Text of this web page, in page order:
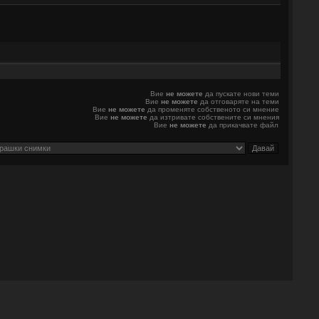
Вие не можете да пускате нови теми
Вие не можете да отговаряте на теми
Вие не можете да променяте собственото си мнение
Вие не можете да изтривате собствените си мнения
Вие не можете да прикачвате файл